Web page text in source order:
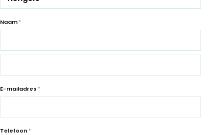
Naam*
E-mailadres*
Telefoon*